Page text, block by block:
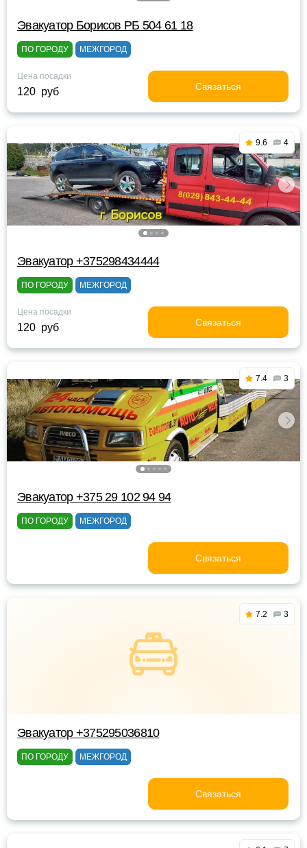
Эвакуатор Борисов РБ 504 61 18
ПО ГОРОДУ МЕЖГОРОД
Цена посадки
120 руб Связаться
9.6 4
Эвакуатор +375298434444
ПО ГОРОДУ МЕЖГОРОД
Цена посадки
120 руб Связаться
7.4 3
Эвакуатор +375 29 102 94 94
ПО ГОРОДУ МЕЖГОРОД
Связаться
7.2 3
Эвакуатор +375295036810
ПО ГОРОДУ МЕЖГОРОД
Связаться